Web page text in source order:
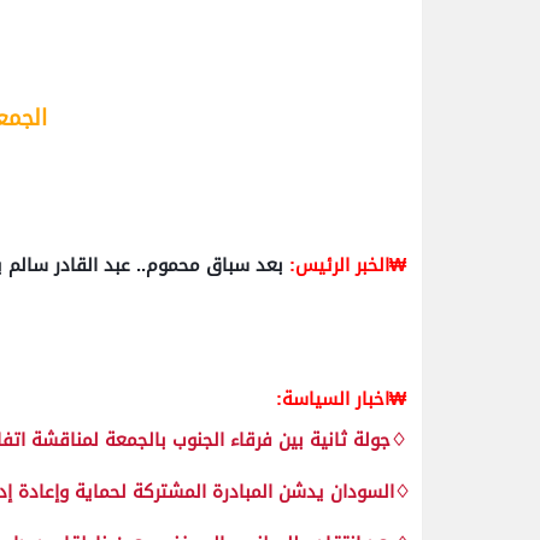
الجمعة 29
₩الخبر الرئيس: بعد سباق محموم.. عبد القادر سالم
₩اخبار السياسة:
♢جولة ثانية بين فرقاء الجنوب بالجمعة لمناقشة
♢السودان يدشن المبادرة المشتركة لحماية وإعادة